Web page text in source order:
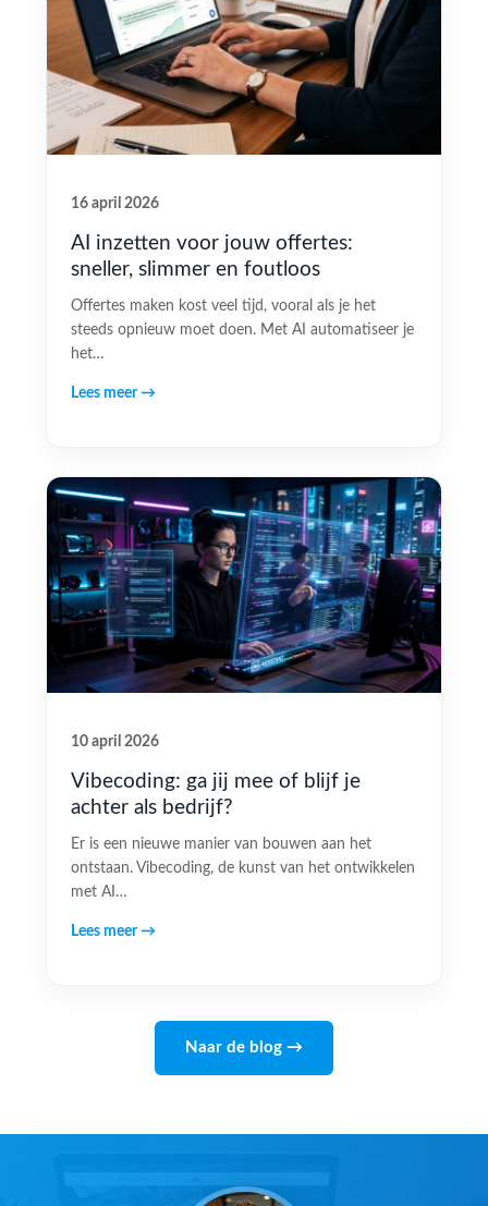
16 april 2026
AI inzetten voor jouw offertes:
sneller, slimmer en foutloos
Offertes maken kost veel tijd, vooral als je het
steeds opnieuw moet doen. Met AI automatiseer je
het…
Lees meer →
10 april 2026
Vibecoding: ga jij mee of blijf je
achter als bedrijf?
Er is een nieuwe manier van bouwen aan het
ontstaan. Vibecoding, de kunst van het ontwikkelen
met AI…
Lees meer →
Naar de blog →